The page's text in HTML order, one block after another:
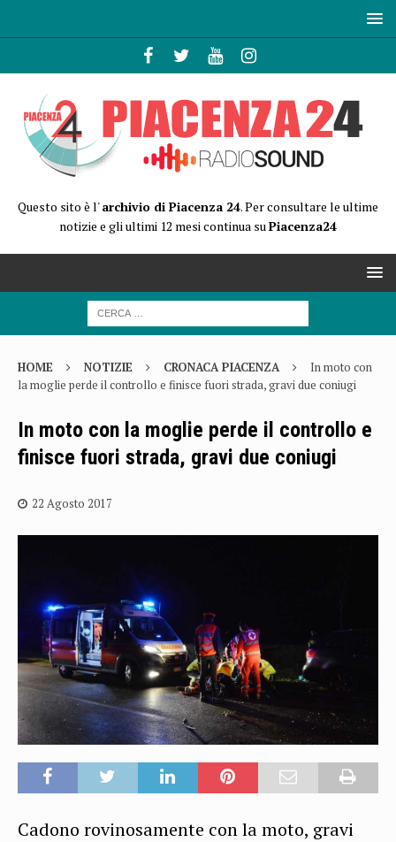
Questo sito è l'archivio di Piacenza 24. Per consultare le ultime
notizie e gli ultimi 12 mesi continua suPiacenza24
HOME NOTIZIE CRONACA PIACENZA
In moto con
la moglie perde il controllo e finisce fuori strada, gravi due coniugi
In moto con la moglie perde il controllo e
finisce fuori strada, gravi due coniugi
22 Agosto 2017
Cadono rovinosamente con la moto, gravi